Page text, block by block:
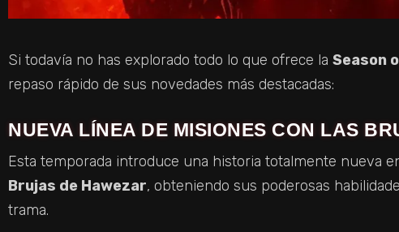
Si todavía no has explorado todo lo que ofrece la Season
repaso rápido de sus novedades más destacadas:
NUEVA LÍNEA DE MISIONES CON LAS
Esta temporada introduce una historia totalmente nueva
Brujas de Hawezar, obteniendo sus poderosas
trama.